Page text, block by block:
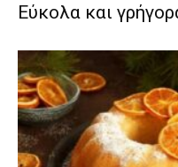
Εύκολα και